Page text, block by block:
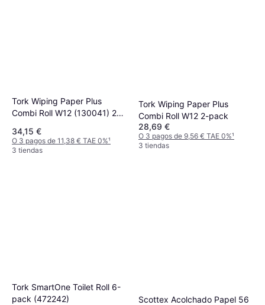
Tork Wiping Paper Plus
Combi Roll W12 (130041) 2-
34,15 €
O 3 pagos de 11,38 € TAE 0%¹
3 tiendas
Tork Wiping Paper Plus
Combi Roll W12 2-pack
28,69 €
O 3 pagos de 9,56 € TAE 0%¹
3 tiendas
Tork SmartOne Toilet Roll 6-
pack (472242)
Scottex Acolchado Papel 56